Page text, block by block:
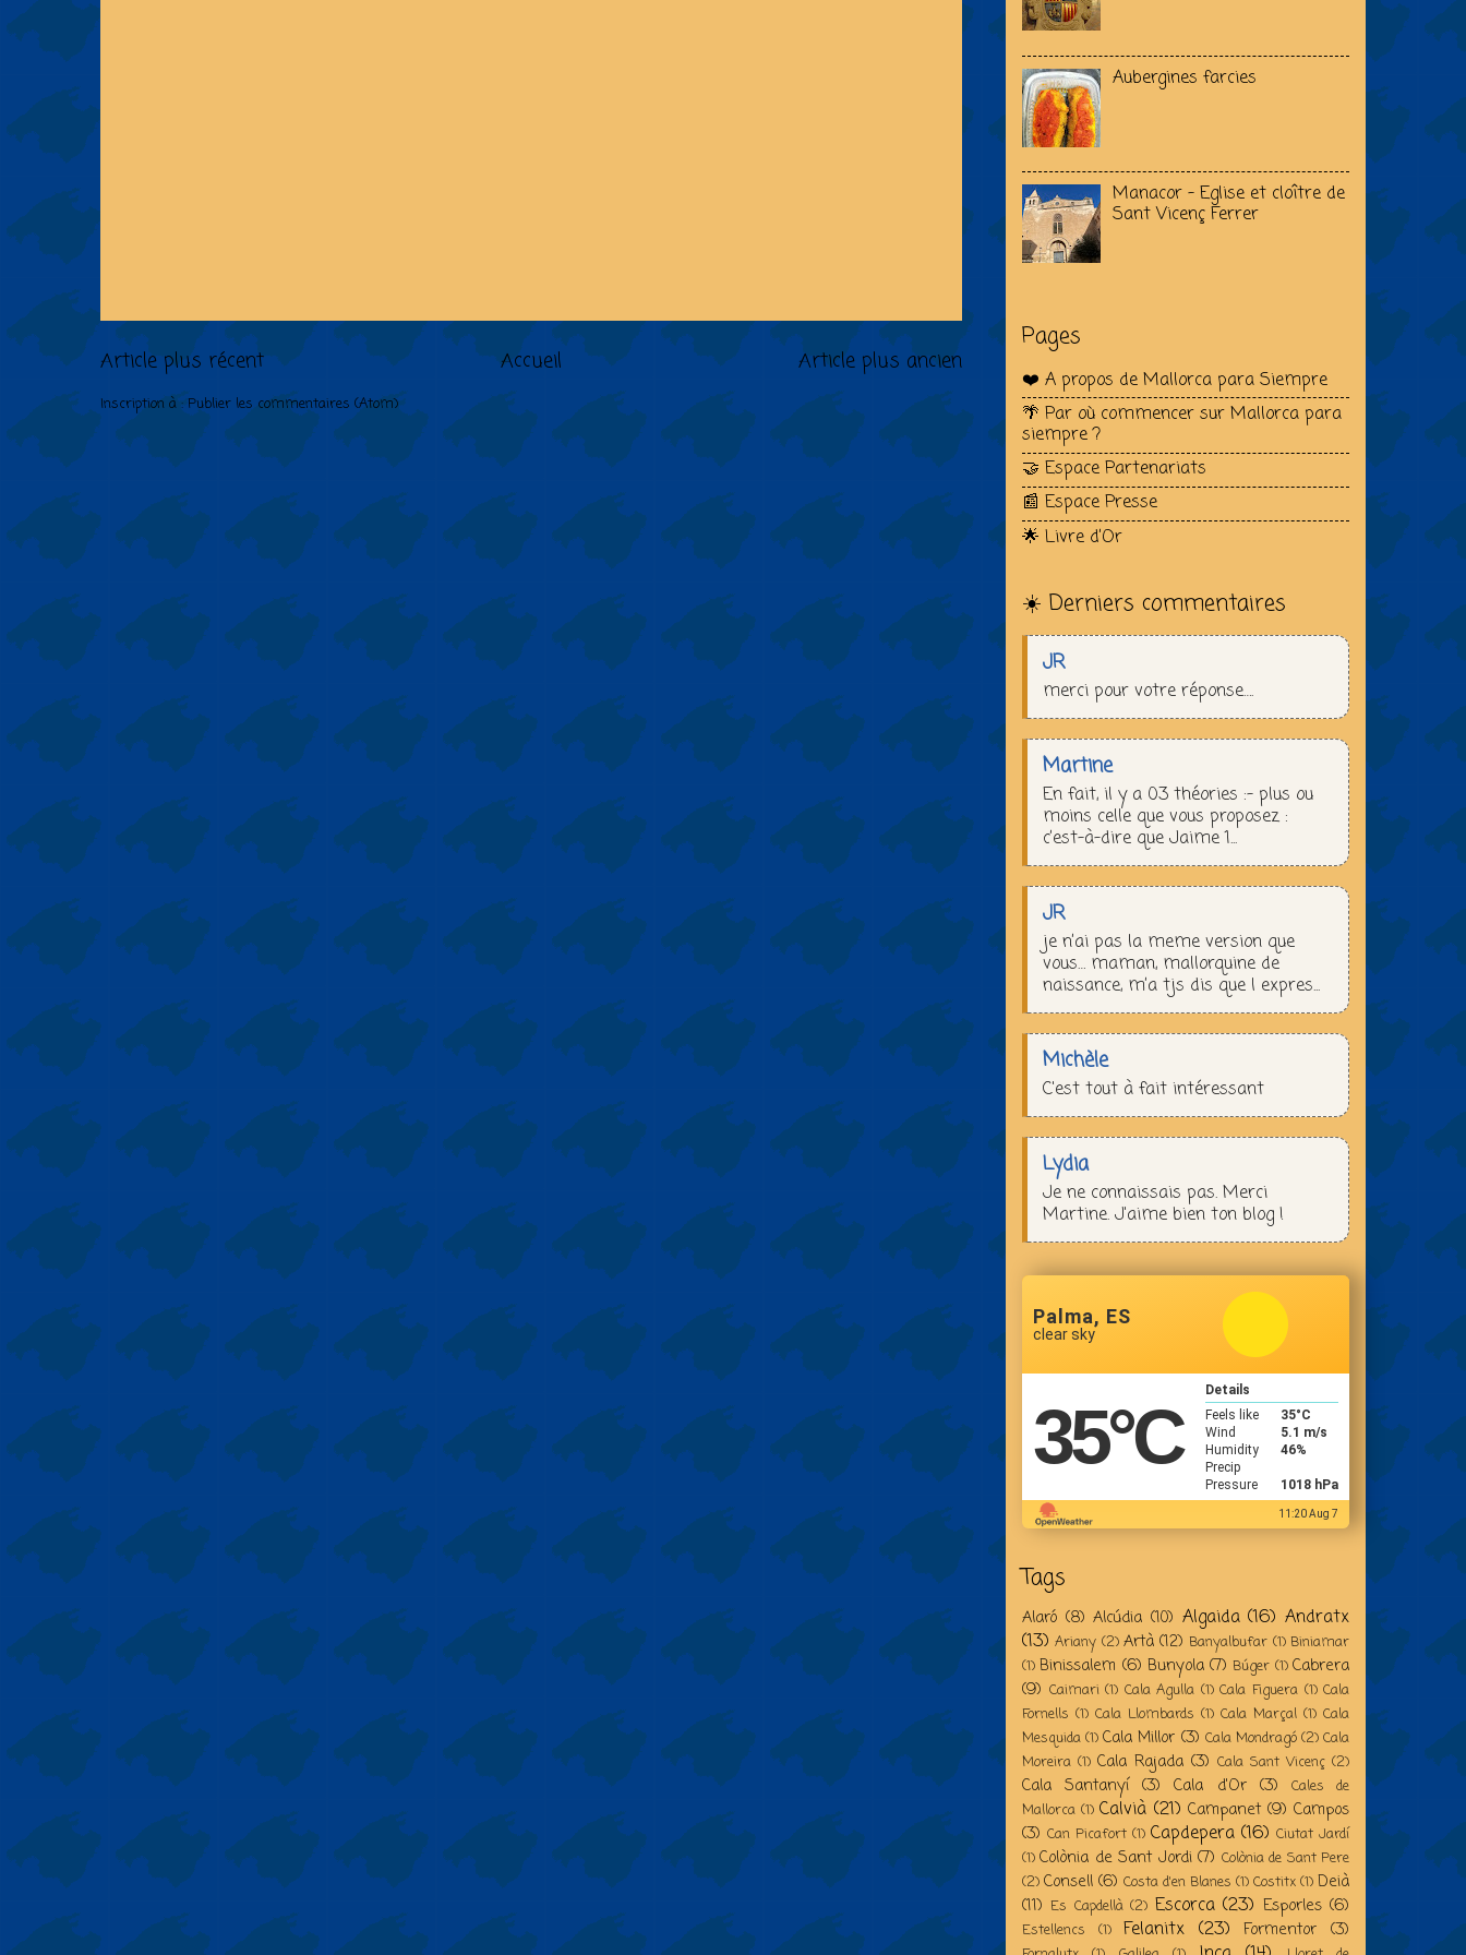
Article plus récent Article plus ancien
Accueil
Inscription à : Publier les commentaires (Atom)
Aubergines farcies
Manacor - Eglise et cloître de
Sant Vicenç Ferrer
Pages
❤️ A propos de Mallorca para Siempre
🌴 Par où commencer sur Mallorca para
siempre ?
🤝 Espace Partenariats
📰 Espace Presse
🌟 Livre d’Or
☀️ Derniers commentaires
JR
merci pour votre réponse….
Martine
En fait, il y a 03 théories :– plus ou
moins celle que vous proposez :
c’est-à-dire que Jaime 1...
JR
je n’ai pas la meme version que
vous… maman, mallorquine de
naissance, m’a tjs dis que l expres...
Michèle
C'est tout à fait intéressant
Lydia
Je ne connaissais pas. Merci
Martine. J'aime bien ton blog !
Palma, ES
clear sky
35°C
Details
Feels like
35°C
Wind
5.1 m/s
Humidity
46%
Precip
Pressure
1018 hPa
11:20 Aug 7
Tags
Alaró (8) Alcúdia (10) Algaida (16) Andratx
(13) Ariany (2) Artà (12) Banyalbufar (1) Biniamar
(1) Binissalem (6) Bunyola (7) Búger (1) Cabrera
(9) Caimari (1) Cala Agulla (1) Cala Figuera (1) Cala
Fornells (1) Cala Llombards (1) Cala Marçal (1) Cala
Mesquida (1) Cala Millor (3) Cala Mondragó (2) Cala
Moreira (1) Cala Rajada (3) Cala Sant Vicenç (2)
Cala Santanyí (3) Cala d'Or (3)
Cales de
Mallorca (1) Calvià (21) Campanet (9) Campos
(3) Can Picafort (1) Capdepera (16) Ciutat Jardí
(1) Colònia de Sant Jordi (7) Colònia de Sant Pere
(2) Consell (6) Costa d'en Blanes (1) Costitx (1) Deià
(11) Es Capdellà (2) Escorca (23) Esporles (6)
Estellencs (1) Felanitx (23) Formentor (3)